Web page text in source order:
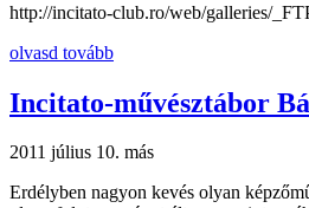
http://incitato-club.ro/web/galleries/
olvasd tovább
Incitato-művésztábor
2011 július 10. más
Erdélyben nagyon kevés olyan